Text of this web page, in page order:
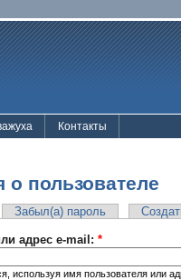
Контакты
пользователе
Забыл(а) пароль
адрес e-mail: *
используя имя пользователя или